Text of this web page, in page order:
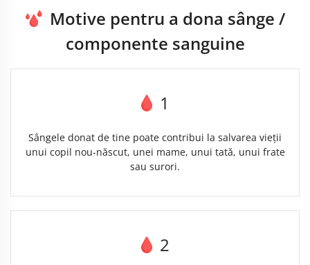
Motive pentru a dona sânge /
componente sanguine
1
Sângele donat de tine poate contribui la salvarea vieții
unui copil nou-născut, unei mame, unui tată, unui frate
sau surori.
2